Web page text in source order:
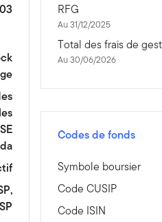
RFG
Au 31/12/2025
Total des frais de
Au 30/06/2026
Codes de fonds
Symbole boursier
Code CUSIP
Code ISIN